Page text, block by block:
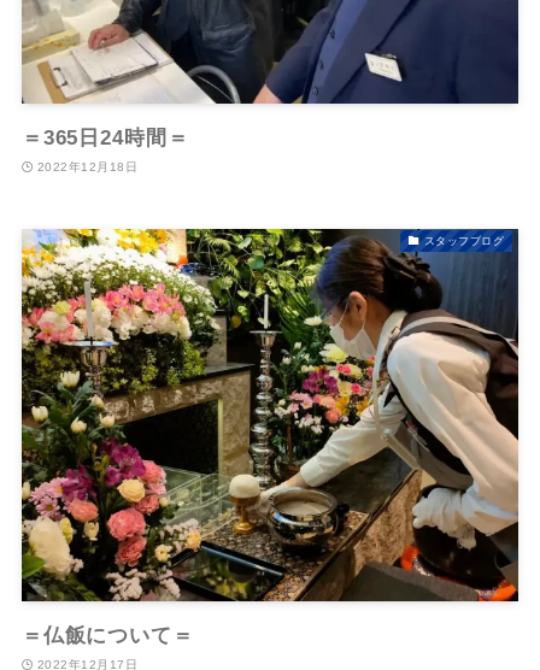
＝365日24時間＝
2022年12月18日
スタッフブログ
＝仏飯について＝
2022年12月17日